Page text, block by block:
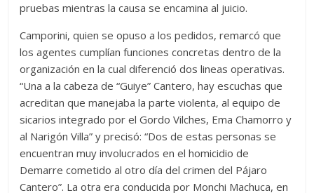
pruebas mientras la causa se encamina al juicio.
Camporini, quien se opuso a los pedidos, remarcó que
los agentes cumplían funciones concretas dentro de la
organización en la cual diferenció dos lineas operativas.
“Una a la cabeza de “Guiye” Cantero, hay escuchas que
acreditan que manejaba la parte violenta, al equipo de
sicarios integrado por el Gordo Vilches, Ema Chamorro y
al Narigón Villa” y precisó: “Dos de estas personas se
encuentran muy involucrados en el homicidio de
Demarre cometido al otro día del crimen del Pájaro
Cantero”. La otra era conducida por Monchi Machuca, en